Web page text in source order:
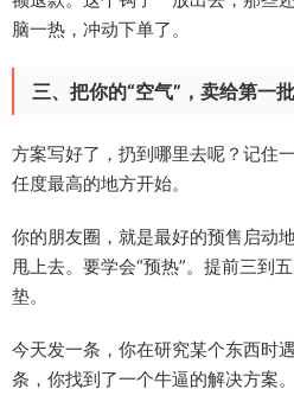
脑一热，冲动下单了。
三、把你的“空气”，卖给第一
方案写好了，扔到哪里去呢？记住
任度最高的地方开始。
你的朋友圈，就是最好的预售启动
甩上去。要学会“预热”。提前三到
垫。
今天发一条，你在研究某个东西时
条，你找到了一个牛逼的解决方案。